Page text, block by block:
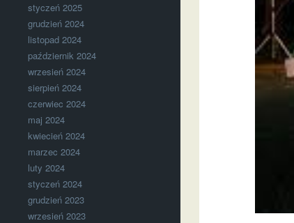
styczeń 2025
grudzień 2024
listopad 2024
październik 2024
wrzesień 2024
sierpień 2024
czerwiec 2024
maj 2024
kwiecień 2024
marzec 2024
luty 2024
styczeń 2024
grudzień 2023
wrzesień 2023